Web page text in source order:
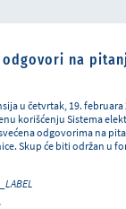
na
u četvrtak, 19.
korišćenju Sistema
odgovorima na
Skup će biti održan u